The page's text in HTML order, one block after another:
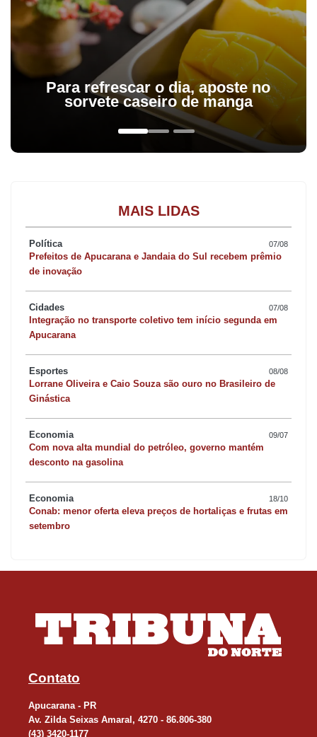
Para refrescar o dia, aposte no
sorvete caseiro de manga
MAIS LIDAS
Política 07/08
Prefeitos de Apucarana e Jandaia do Sul recebem prêmio
de inovação
Cidades 07/08
Integração no transporte coletivo tem início segunda em
Apucarana
Esportes 08/08
Lorrane Oliveira e Caio Souza são ouro no Brasileiro de
Ginástica
Economia 09/07
Com nova alta mundial do petróleo, governo mantém
desconto na gasolina
Economia 18/10
Conab: menor oferta eleva preços de hortaliças e frutas em
setembro
Contato
Apucarana - PR
Av. Zilda Seixas Amaral, 4270 - 86.806-380
(43) 3420-1177